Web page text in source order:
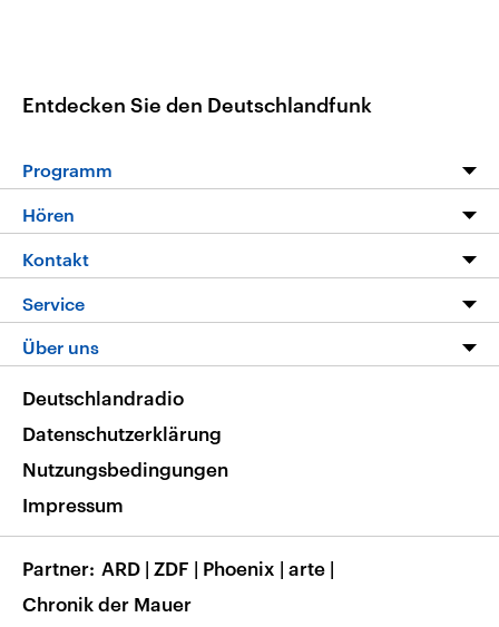
Entdecken Sie den Deutschlandfunk
Programm
Die Nachrichten
Nachrichtenleicht
Neue Beiträge auf dlf.de
Hören
Livestream
Podcasts
Deutschlandfunk App
Nachrichten App
Frequenzen
Kontakt
Service
FAQ
Veranstaltungen
Musikliste
RSS
Über uns
Barrierefreiheit
Deutschlandradio
Datenschutzerklärung
Nutzungsbedingungen
Impressum
Partner ARD | ZDF | Phoenix | arte |
Chronik der Mauer